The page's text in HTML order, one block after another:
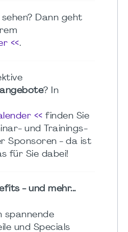
Dann geht
<<.
? In
<< finden Sie
und Trainings-
Sponsoren - da ist
für Sie dabei!
- und mehr...
spannende
und Specials